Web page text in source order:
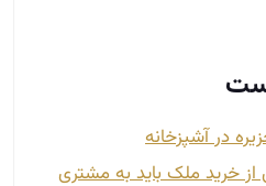
در آشپزخانه
خرید ملک باید به مشتری